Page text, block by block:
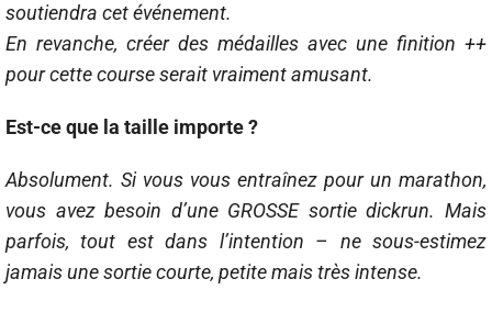
soutiendra cet événement.
En revanche, créer des médailles avec une finition ++
pour cette course serait vraiment amusant.
Est-ce que la taille importe ?
Absolument. Si vous vous entraînez pour un marathon,
vous avez besoin d’une GROSSE sortie dickrun. Mais
parfois, tout est dans l’intention – ne sous-estimez
jamais une sortie courte, petite mais très intense.